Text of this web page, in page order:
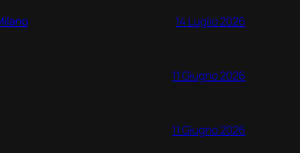
14 Luglio 2026
11 Giugno 2026
11 Giugno 2026